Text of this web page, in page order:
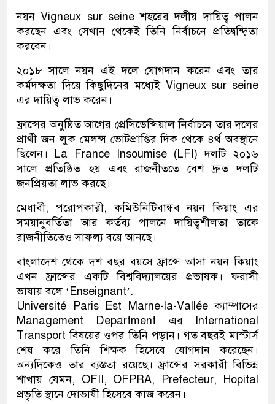
নয়ন Vigneux sur seine শহরের দলীয় দায়িত্ব পালন
করছেন এবং সেখান থেকেই তিনি নির্বাচনে প্রতিদ্বন্দ্বিতা
করবেন।
২০১৮ সালে নয়ন এই দলে যোগদান করেন এবং তার
কর্মদক্ষতা দিয়ে কিছুদিনের মধ্যেই Vigneux sur seine
এর দায়িত্ব লাভ করেন।
ফ্রান্সের অনুষ্ঠিত আগের প্রেসিডেন্সিয়াল নির্বাচনে তার দলের
প্রার্থী জন লুক মেলন্স ভোটপ্রাপ্তির দিক থেকে ৪র্থ অবস্থানে
ছিলেন। La France Insoumise (LFI) দলটি ২০১৬
সালে প্রতিষ্ঠিত হয় এবং রাজনীততে বেশ দ্রুত দলটি
জনপ্রিয়তা লাভ করছে।
মেধাবী, পরোপকারী, কমিউনিটিবান্ধব নয়ন কিয়াং এর
সময়ানুবর্তিতা আর কর্তব্য পালনে দায়িত্বশীলতা তাকে
রাজনীতিতেও সাফল্য বয়ে আনছে।
বাংলাদেশ থেকে দশ বছর বয়সে ফ্রান্সে আসা নয়ন কিয়াং
এখন ফ্রান্সের একটি বিশ্ববিদ্যালয়ের প্রভাষক। ফরাসী
ভাষায় বলে ‘Enseignant’.
Université Paris Est Marne-la-Vallée ক্যাম্পাসের
Management Department এর International
Transport বিষয়ের ওপর তিনি পড়ান। গত বছরই মাস্টার্স
শেষ করে তিনি শিক্ষক হিসেবে যোগদান করেছেন।
অন্যদিকেও তার ব্যস্ততা রয়েছে। ফ্রান্সের সরকারী বিভিন্ন
শাখায় যেমন, OFII, OFPRA, Prefecteur, Hopital
প্রভৃতি স্থানে দোভাষী হিসেবে কাজ করেন।